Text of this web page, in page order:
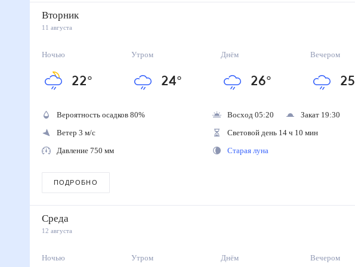
Вторник
11 августа
Ночью
22°
Утром
24°
Днём
26°
Вечером
25
Вероятность осадков 80%
Ветер 3 м/с
Давление 750 мм
Восход 05:20
Закат 19:30
Световой день 14 ч 10 мин
Старая луна
ПОДРОБНО
Среда
12 августа
Ночью Утром Днём Вечером